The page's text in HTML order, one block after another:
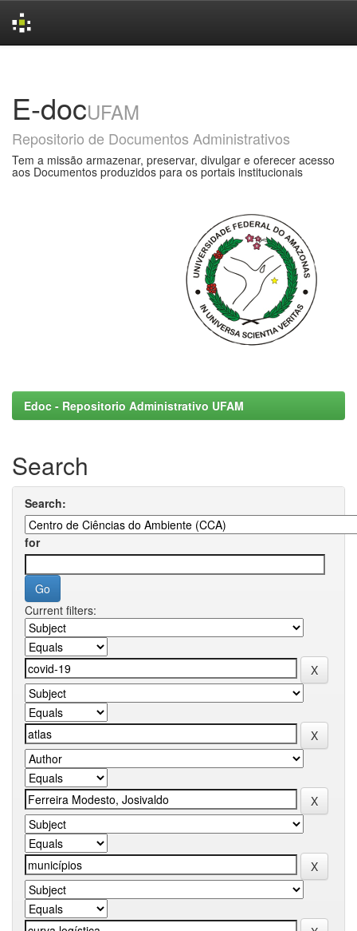
E-docUFAM
Repositorio de Documentos Administrativos
Tem a missão armazenar, preservar, divulgar e oferecer acesso
aos Documentos produzidos para os portais institucionais
Edoc - Repositorio Administrativo UFAM
Search
Search:
for
Current filters: